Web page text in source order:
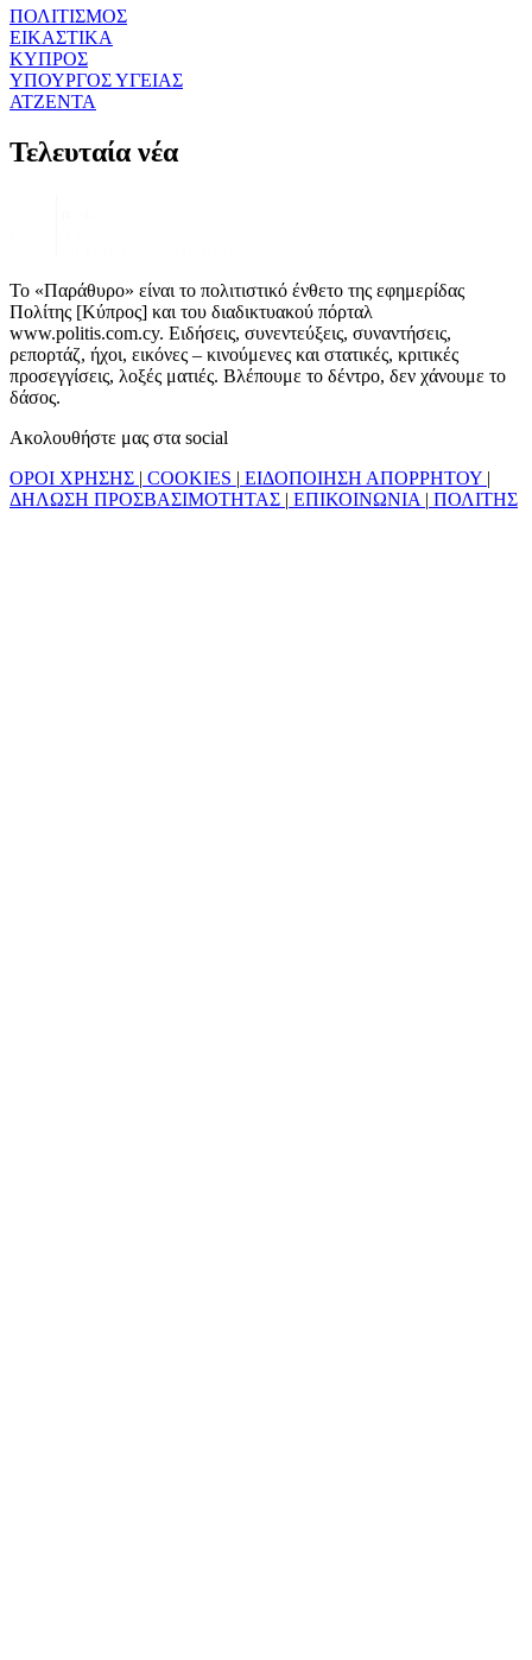
ΠΟΛΙΤΙΣΜΟΣ
ΕΙΚΑΣΤΙΚΑ
ΚΥΠΡΟΣ
ΥΠΟΥΡΓΟΣ ΥΓΕΙΑΣ
ΑΤΖΕΝΤΑ
Τελευταία νέα
Το «Παράθυρο» είναι το πολιτιστικό ένθετο της εφημερίδας
Πολίτης [Κύπρος] και του διαδικτυακού πόρταλ
www.politis.com.cy. Ειδήσεις, συνεντεύξεις, συναντήσεις,
ρεπορτάζ, ήχοι, εικόνες – κινούμενες και στατικές, κριτικές
προσεγγίσεις, λοξές ματιές. Βλέπουμε το δέντρο, δεν χάνουμε το
δάσος.
Ακολουθήστε μας στα social
ΟΡΟΙ ΧΡΗΣΗΣ | COOKIES | ΕΙΔΟΠΟΙΗΣΗ ΑΠΟΡΡΗΤΟΥ |
ΔΗΛΩΣΗ ΠΡΟΣΒΑΣΙΜΟΤΗΤΑΣ | ΕΠΙΚΟΙΝΩΝΙΑ | ΠΟΛΙΤΗΣ